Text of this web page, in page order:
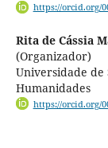
https://orcid.org/
Rita de Cássia
(Organizador)
Universidade de
Humanidades
https://orcid.org/